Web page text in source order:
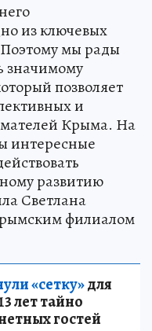
из ключевых
мы рады
значимому
позволяет
и
Крыма. На
интересные
развитию
Светлана
филиалом
«сетку»для
лет тайно
гостей